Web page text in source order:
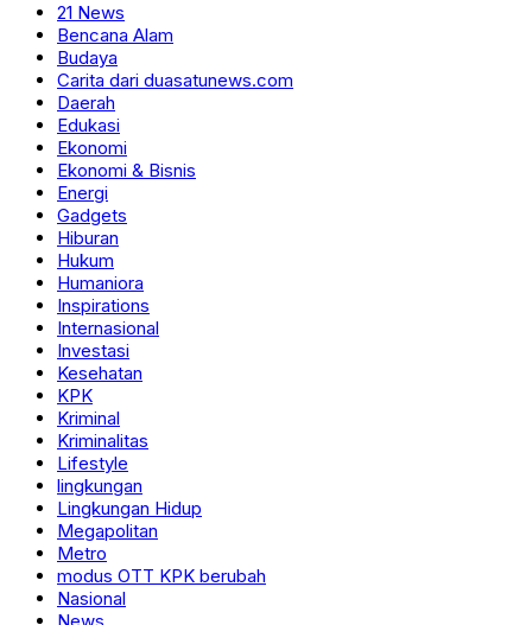
21 News
Bencana Alam
Budaya
Carita dari duasatunews.com
Daerah
Edukasi
Ekonomi
Ekonomi & Bisnis
Energi
Gadgets
Hiburan
Hukum
Humaniora
Inspirations
Internasional
Investasi
Kesehatan
KPK
Kriminal
Kriminalitas
Lifestyle
lingkungan
Lingkungan Hidup
Megapolitan
Metro
modus OTT KPK berubah
Nasional